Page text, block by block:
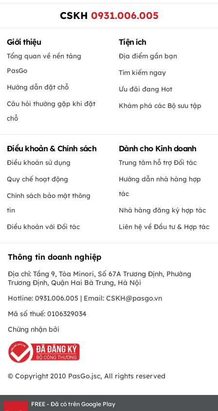
CSKH 0931.006.005
Giới thiệu
Tổng quan về nền tảng
PasGo
Hướng dẫn đặt chỗ
Câu hỏi thường gặp khi đặt
chỗ
Tiện ích
Địa điểm gần bạn
Tìm kiếm ngay
Ưu đãi đang Hot
Khám phá các Bộ sưu tập
Điều khoản & Chính sách
Điều khoản sử dụng
Quy chế hoạt động
Chính sách bảo mật thông
tin
Điều khoản với Đối tác
Dành cho Kinh doanh
Trung tâm hỗ trợ Đối tác
Hướng dẫn nhà hàng hợp
tác
Nhà hàng đăng ký hợp tác
Liên hệ về Đầu tư & Hợp tác
Thông tin doanh nghiệp
Địa chỉ: Tầng 9, Tòa Minori, Số 67A Trương Định, Phường
Trương Định, Quận Hai Bà Trưng, Hà Nội
Hotline: 0931.006.005 | Email: CSKH@pasgo.vn
Mã số thuế: 0106329034
Chứng nhận bởi
© Copyright 2010 PasGo.jsc, All rights reserved
FREE - Đã có trên Google Play